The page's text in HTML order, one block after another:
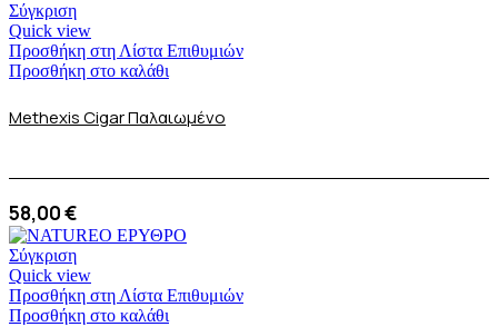
Σύγκριση
Quick view
Προσθήκη στη Λίστα Επιθυμιών
Προσθήκη στο καλάθι
Methexis Cigar Παλαιωμένο
58,00€
Σύγκριση
Quick view
Προσθήκη στη Λίστα Επιθυμιών
Προσθήκη στο καλάθι